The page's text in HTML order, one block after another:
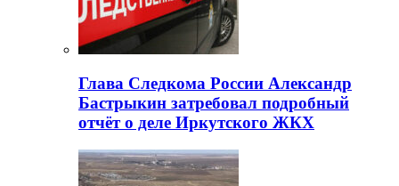
Глава Следкома России Александр
Бастрыкин затребовал подробный
отчёт о деле Иркутского ЖКХ